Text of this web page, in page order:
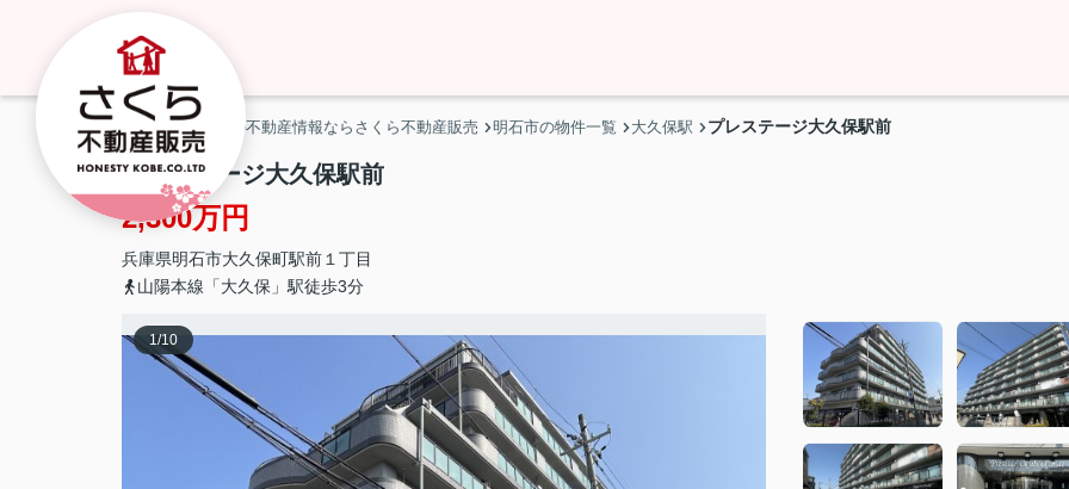
神戸市・明石市の不動産情報ならさくら不動産販売 明石市の物件一覧 大久保駅 プレステージ大久保駅前
プレステージ大久保駅前
2,300万円
兵庫県明石市大久保町駅前 １丁目
山陽本線「大久保」駅徒歩3分
1/10